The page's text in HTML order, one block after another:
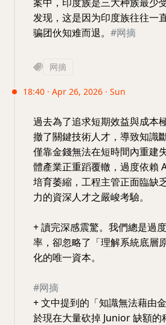
发现，这是因为印度族往往一
骗团伙知难而退。 #网摘
网摘
18:40 · Apr 26, 2026 · Sun
過去為了追求短期效益與成本
撤了關鍵技術人才，導致知識
僅靠金錢無法在短時間內重建
體產業正重蹈覆轍，過度依賴
培育萎縮，工程主管正面臨缺
力的資深人才之嚴峻考驗。
+ 讀完深感震驚。我們總是過
率，卻忽略了「理解系統底層
化的唯一資本。
#网摘
+ 文中提到的「知識無法藉由
於現在大量砍掉 Junior 缺額的